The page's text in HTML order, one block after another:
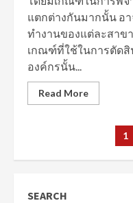
แตกต่างกันมากนั้น อ
ทำงานของแต่ละสา
เกณฑ์ที่ใช้ในการตัดสิ
องค์กรนั้น...
Read More
1
SEARCH